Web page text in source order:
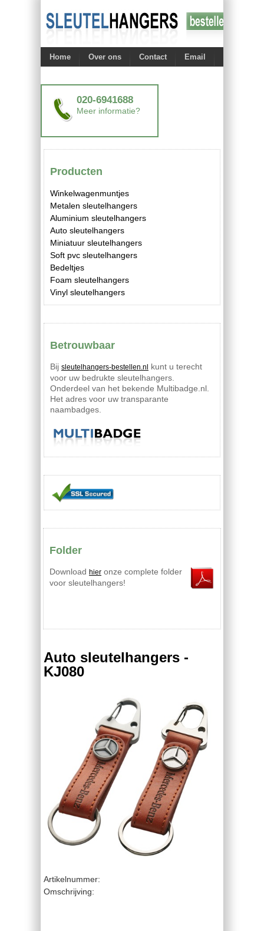
Home Over ons Contact Email
020-6941688
Meer informatie?
Producten
Winkelwagenmuntjes
Metalen sleutelhangers
Aluminium sleutelhangers
Auto sleutelhangers
Miniatuur sleutelhangers
Soft pvc sleutelhangers
Bedeltjes
Foam sleutelhangers
Vinyl sleutelhangers
Betrouwbaar
Bij sleutelhangers-bestellen.nl
kunt u terecht
voor uw bedrukte sleutelhangers.
Onderdeel van het bekende Multibadge.nl.
Het adres voor uw transparante
naambadges.
Folder
Download hier onze complete folder
voor sleutelhangers!
Auto sleutelhangers -
KJ080
Artikelnummer:
Omschrijving: